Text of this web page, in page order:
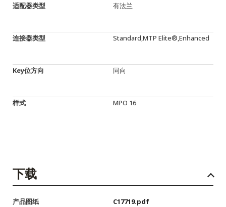
适配器类型 有法兰
连接器类型 Standard,MTP Elite®,Enhanced
Key位方向 同向
样式 MPO 16
下载
产品图纸 C17719.pdf